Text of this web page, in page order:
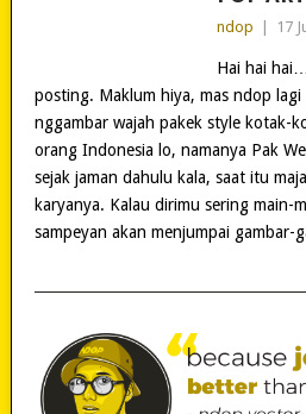
ndop 17
Hai hai
posting. Maklum hiya, mas ndop lagi
nggambar wajah pakek style kotak-
orang Indonesia lo, namanya Pak
sejak jaman dahulu kala, saat itu
karyanya. Kalau dirimu sering main-
sampeyan akan menjumpai